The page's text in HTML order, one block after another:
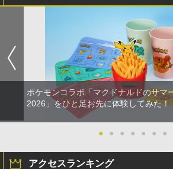
窩座再来 完全生産
￥8,698
【Amazon.co.jp限
第三章 蛇神 (オリジ
巾着＋メーカー特
￥9,900
ポケモンコラボ「マクドナルドのサマ
2026」をひと足お先に体験してみた！
● ● ● ● ● ● ●
アクセスランキング